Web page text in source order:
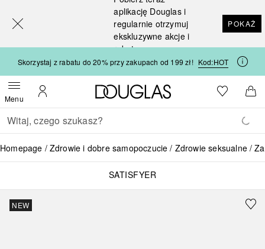
aplikację Douglas i
regularnie otrzymuj
ekskluzywne akcje i
rabaty
POKAŻ
Skorzystaj z rabatu do 20% przy zakupach od 199 zł! Kod:HOT
MenuOtwórz menuMoje konto
Strona główna Douglas
Do listyDo
Wracać
Wykonaj wyszukiwanie
Homepage Zdrowie i dobre samopoczucie Zdrowie seksualne
SATISFYER
NEW
[navigation.slideout.screenreader]